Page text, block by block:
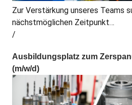
Zur Verstärkung unseres Teams
nächstmöglichen Zeitpunkt…
Ausbildungsplatz zum
(m/w/d)